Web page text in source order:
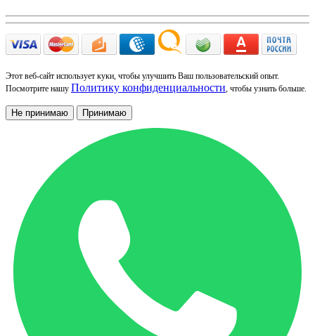
Этот веб-сайт использует куки, чтобы улучшить Ваш пользовательский опыт.
Посмотрите нашу Политику конфиденциальности, чтобы узнать больше.
Не принимаю Принимаю